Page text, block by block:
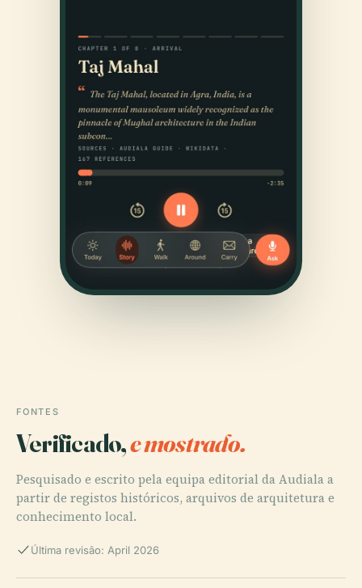
FONTES
Verificado,e mostrado.
Pesquisado e escrito pela equipa editorial da Audiala a
partir de registos históricos, arquivos de arquitetura e
conhecimento local.
Última revisão: April 2026